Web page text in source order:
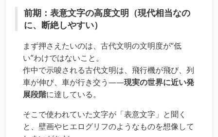
前期：表意文字の高度文明（現代相当なの
に、断絶しやすい）
まず押さえたいのは、古代文明の文明度が“低
い”わけではないこと。
作中で示唆される古代文明は、飛行機が飛び、列
車が伸び、車が行き交う――現実の世界に近い発
展段階に達している。
そこで使われていた文字が「表意文字」と聞く
と、壁画やヒエログリフのようなものを想像して